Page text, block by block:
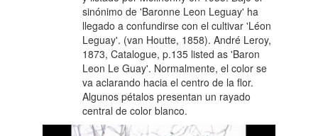
sinónimo de 'Baronne Leon Leguay' ha
llegado a confundirse con el cultivar 'Léon
Leguay'. (van Houtte, 1858). André Leroy,
1873, Catalogue, p.135 listed as 'Baron
Leon Le Guay'. Normalmente, el color se
va aclarando hacia el centro de la flor.
Algunos pétalos presentan un rayado
central de color blanco.